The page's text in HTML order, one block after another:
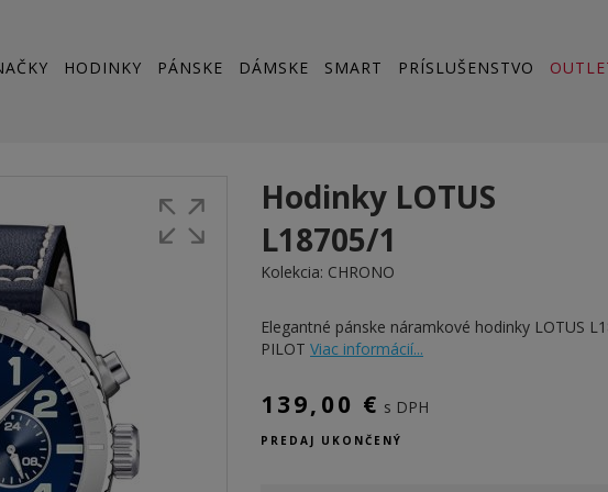
HODINKY PÁNSKE DÁMSKE SMART PRÍSLUŠENSTVO
Hodinky LOTUS
L18705/1
Kolekcia: CHRONO
Elegantné pánske náramkové hodinky LOTUS
PILOT Viac informácií...
139,00 € s DPH
PREDAJ UKONČENÝ